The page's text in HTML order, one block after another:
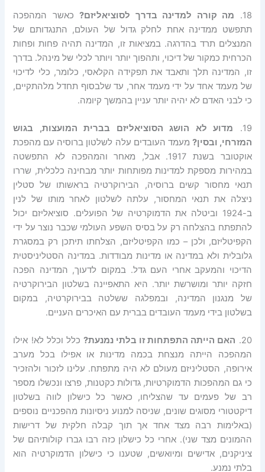
18. מה קורה למדינה בדרך לסוציאליזם?כאשר המהפכה
תתפשט ממדינה אחת לחלק גדול של העולם, התנגדותם של
המנצלים תרד בהדרגה. במציאות זו, המדינה תהיה פחות ופחות
הכרחית כמקור של דיכוי, ותהפוך יותר ויותר לכלי של מינהל. בדרך
זו, המדינה תלך ותאבד את תפקידה הקלאסי, כלומר, כלי לדיכוי
של מעמד אחד על ידי מעמד אחר, עד שלבסוף תחדל מלהתקיים,
כי לבני האדם לא יהיה יותר עניין בהמשך קיומה.
19. מדוע לא הושג הסוציאליזם בברית המועצות, בגוש
המזרחי, ובסין? מעמד העובדים עלה לשלטון ברוסיה עם מהפכת
אוקטובר בשנת 1917. אבל, מאחר והמהפכה לא התפשטה
במהירות מספקת למדינות מפותחות יותר מבחינה כלכלית, שררו
תנאי מחסור קשים ברוסיה, הבירוקרטיה בראשותו של סטלין
ניצלה את תנאי המחסור, עלתה לשלטון לאחר מותו של לנין
ב-1924 וביטלה את הדמוקרטיה של הפועלים. סוציאליזם יכול
להתפתח בהצלחה רק על בסיס השפע העולמי שכבר נוצר על ידי
הקפיטליזם, ולכן – כמו הקפיטליזם, הצלחתו תיתכן רק במסגרת
גלובלית ולא במדינה או מדינות מבודדות. במדינה הסטליניסטית
הדיכוי והמעקב אחרי העם גדל. במקום לדעוך, המדינה הפכה
חזקה יותר ומושרשת יותר. היא התאפיינה בשלטון הבירוקרטיה
של מנגנון המדינה, ובמפלגה ששלטה בבירוקרטיה, במקום
בשלטון בידי מעמד העובדים בברית עם האיכרים העניים.
20. האם הייתה התפתחות זו בלתי נמנעת? כלל וכלל לא! אילו
המהפכה הייתה מנצחת בכמה מדינות או אפילו בכל מערב
אירופה, הסטליניזם מעולם לא היה מתפתח. עלינו לזכור ולהזכיר
כי גם המהפכות הדמוקרטיות, גדולות כקטנות, פרצו ונכשלו מספר
רב של פעמים עד שהצליחו, כאשר כל כישלון לווה בשלטון
דיקטטורי מסוגים שונים, שניסה למנוע ניסיונות מהפכניים נוספים
(באלימות רבה מצד אחד אך תוך קבלה חלקית של דרישות
ההמונים מצד שני). אחרי כל כישלון כזה רבו גברו קולותיהם של
ציניקנים, אדישים ומיואשים, שטענו כי כישלון הדמוקרטיה הוא
בלתי נמנע.